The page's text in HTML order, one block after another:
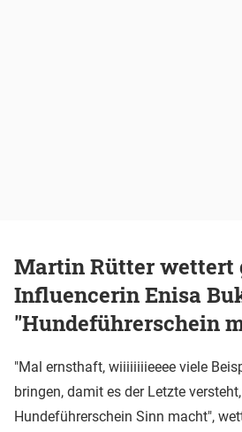
Martin Rütter wettert
Influencerin Enisa
"Hundeführerschein
"Mal ernsthaft, wiiiiiiiieeee viele
bringen, damit es der Letzte
Hundeführerschein Sinn macht",